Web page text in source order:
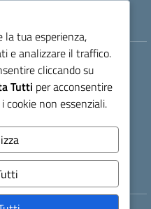
(IPA): istsc_pris00400b
la tua esperienza,
e analizzare il traffico.
cliccando su
Tutti per acconsentire
cookie non essenziali.